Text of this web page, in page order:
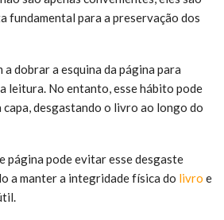
fundamental para a preservação dos
dobrar a esquina da página para
leitura. No entanto, esse hábito pode
capa, desgastando o livro ao longo do
página pode evitar esse desgaste
a manter a integridade física do livro e